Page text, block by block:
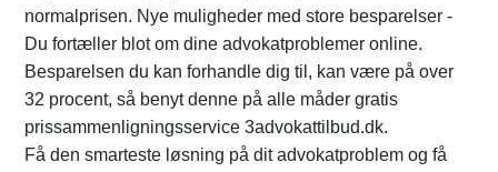
normalprisen. Nye muligheder med store besparelser -
Du fortæller blot om dine advokatproblemer online.
Besparelsen du kan forhandle dig til, kan være på over
32 procent, så benyt denne på alle måder gratis
prissammenligningsservice 3advokattilbud.dk.
Få den smarteste løsning på dit advokatproblem og få